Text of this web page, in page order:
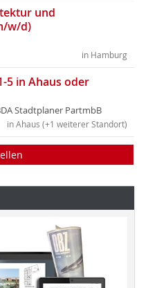
und
w/d)
in Hamburg
5 in Ahaus oder
Stadtplaner PartmbB
in Ahaus (+1 weiterer Standort)